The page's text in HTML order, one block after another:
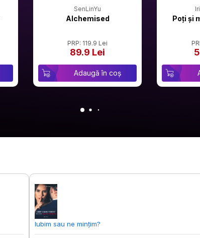
SenLinYu
Alchemised
PRP: 119.9 Lei
89.9 Lei
Adaugă în coș
Poți și
Iubim sau ne mințim?